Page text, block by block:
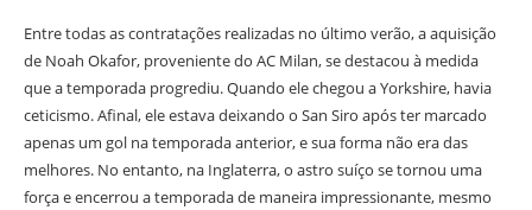
Entre todas as contratações realizadas no último verão, a aquisição
de Noah Okafor, proveniente do AC Milan, se destacou à medida
que a temporada progrediu. Quando ele chegou a Yorkshire, havia
ceticismo. Afinal, ele estava deixando o San Siro após ter marcado
apenas um gol na temporada anterior, e sua forma não era das
melhores. No entanto, na Inglaterra, o astro suíço se tornou uma
força e encerrou a temporada de maneira impressionante, mesmo